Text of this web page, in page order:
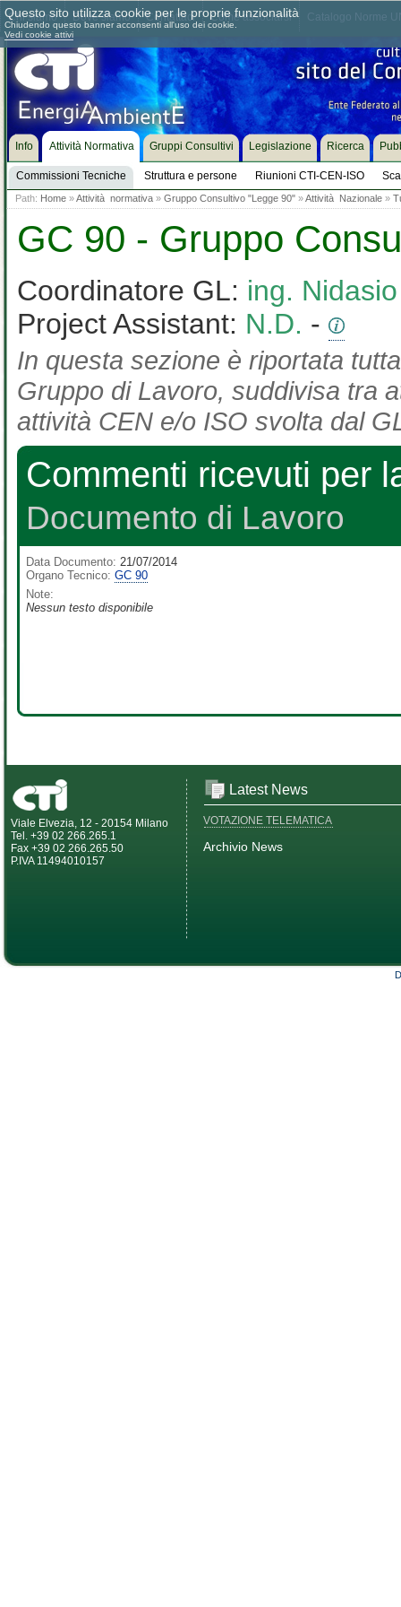
Chi siamo Dove siamo Contattaci Come associarsi
Info Attività Normativa
Commissioni Tecniche Struttura e persone Riunioni CTI-CEN-ISO
Gruppi Consultivi Legislazione Ricerca
Path: Home »Attività normativa » Gruppo Consultivo "Legge 90" »Attività Nazionale »
GC 90 - Gruppo
Coordinatore GL: ing.
Project Assistant: N.D. -
In questa sezione è riportata
Gruppo di Lavoro, suddivisa tra
attività CEN e/o ISO svolta dal
Commenti ricevuti per
Documento di Lavoro
Data Documento: 21/07/2014
Organo Tecnico: GC 90
Note:
Nessun testo disponibile
Viale Elvezia, 12 - 20154 Milano
Tel. +39 02 266.265.1
Fax +39 02 266.265.50
P.IVA 11494010157
Latest News
VOTAZIONE TELEMATICA
Archivio News
Questo sito utilizza cookie per le proprie funzionalità
Chiudendo questo banner acconsenti all'uso dei cookie.
Vedi cookie attivi